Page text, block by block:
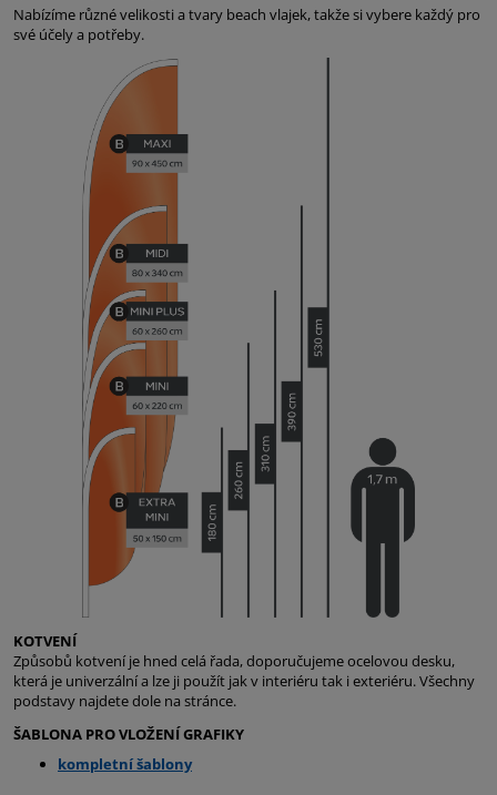
Nabízíme různé velikosti a tvary beach vlajek, takže si vybere každý pro
své účely a potřeby.
KOTVENÍ
Způsobů kotvení je hned celá řada, doporučujeme ocelovou desku,
která je univerzální a lze ji použít jak v interiéru tak i exteriéru. Všechny
podstavy najdete dole na stránce.
ŠABLONA PRO VLOŽENÍ GRAFIKY
kompletní šablony